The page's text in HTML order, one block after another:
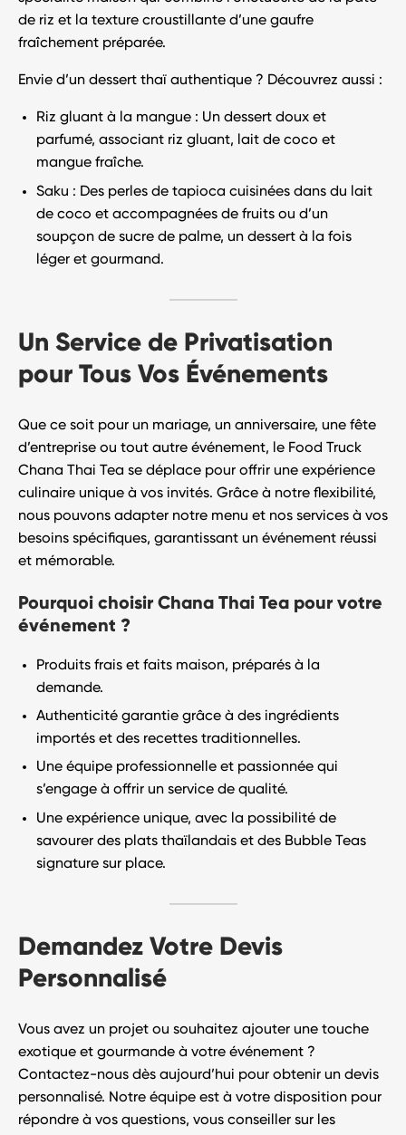
de riz et la texture croustillante d’une gaufre
fraîchement préparée.
Envie d’un dessert thaï authentique ? Découvrez aussi :
Riz gluant à la mangue : Un dessert doux et
parfumé, associant riz gluant, lait de coco et
mangue fraîche.
Saku : Des perles de tapioca cuisinées dans du lait
de coco et accompagnées de fruits ou d’un
soupçon de sucre de palme, un dessert à la fois
léger et gourmand.
Un Service de Privatisation
pour Tous Vos Événements
Que ce soit pour un mariage, un anniversaire, une fête
d’entreprise ou tout autre événement, le Food Truck
Chana Thai Tea se déplace pour offrir une expérience
culinaire unique à vos invités. Grâce à notre flexibilité,
nous pouvons adapter notre menu et nos services à vos
besoins spécifiques, garantissant un événement réussi
et mémorable.
Pourquoi choisir Chana Thai Tea pour votre
événement ?
Produits frais et faits maison, préparés à la
demande.
Authenticité garantie grâce à des ingrédients
importés et des recettes traditionnelles.
Une équipe professionnelle et passionnée qui
s’engage à offrir un service de qualité.
Une expérience unique, avec la possibilité de
savourer des plats thaïlandais et des Bubble Teas
signature sur place.
Demandez Votre Devis
Personnalisé
Vous avez un projet ou souhaitez ajouter une touche
exotique et gourmande à votre événement ?
Contactez-nous dès aujourd’hui pour obtenir un devis
personnalisé. Notre équipe est à votre disposition pour
répondre à vos questions, vous conseiller sur les